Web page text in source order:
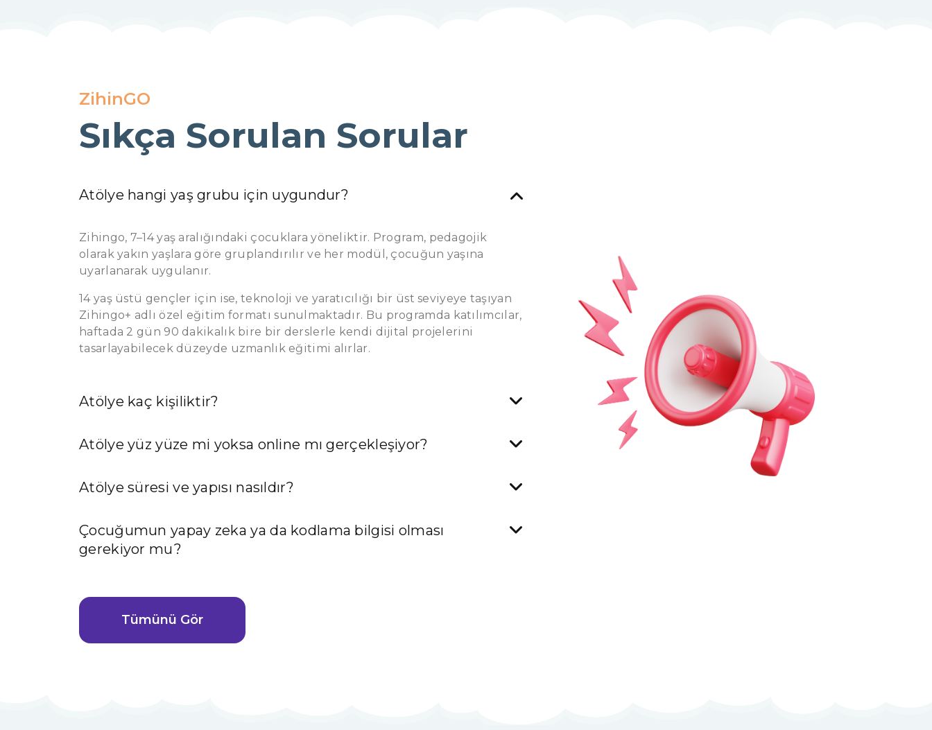
ZihinGO
Sıkça Sorulan Sorular
Atölye hangi yaş grubu için uygundur?
Zihingo, 7–14 yaş aralığındaki çocuklara yöneliktir. Program, pedagojik
olarak yakın yaşlara göre gruplandırılır ve her modül, çocuğun yaşına
uyarlanarak uygulanır.
14 yaş üstü gençler için ise, teknoloji ve yaratıcılığı bir üst seviyeye taşıyan
Zihingo+ adlı özel eğitim formatı sunulmaktadır. Bu programda katılımcılar,
haftada 2 gün 90 dakikalık bire bir derslerle kendi dijital projelerini
tasarlayabilecek düzeyde uzmanlık eğitimi alırlar.
Atölye kaç kişiliktir?
Atölye yüz yüze mi yoksa online mı gerçekleşiyor?
Atölye süresi ve yapısı nasıldır?
Çocuğumun yapay zeka ya da kodlama bilgisi olması
gerekiyor mu?
Tümünü Gör